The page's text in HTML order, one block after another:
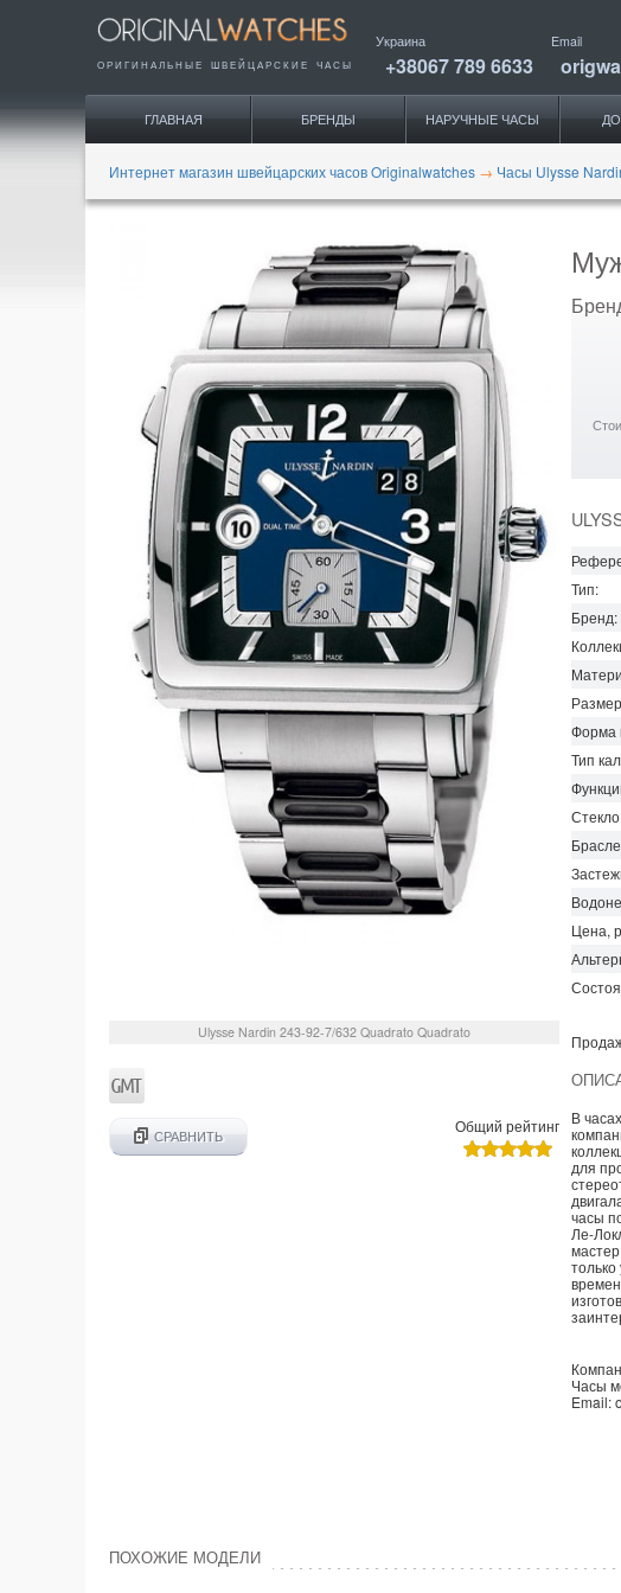
ОРИГИНАЛЬНЫЕ ШВЕЙЦАРСКИЕ ЧАСЫ
Украина
+38067 789 6633
Email
ГЛАВНАЯ БРЕНДЫ НАРУЧНЫЕ ЧАСЫ
Интернет магазин швейцарских часов Originalwatches → Часы Ulysse
Ulysse Nardin 243-92-7/632 Quadrato Quadrato
СРАВНИТЬ
Общий рейтинг
Тип:
Бренд:
Форма
Тип
Цена,
В
для
часы
Ле-
Часы
Email:
ПОХОЖИЕ МОДЕЛИ